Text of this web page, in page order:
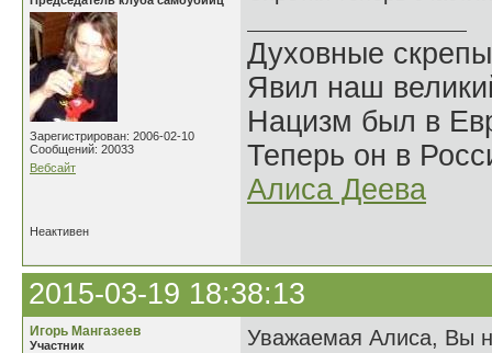
Зарегистрирован: 2006-02-10
Сообщений: 20033
Вебсайт
Духовные
Явил наш
Нацизм был в
Теперь он в
Алиса Деева
Неактивен
2015-03-19 18:38:13
Игорь Мангазеев
Участник
Уважаемая Алиса, Вы